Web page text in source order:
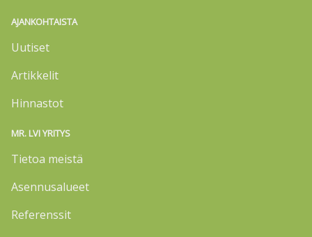
AJANKOHTAISTA
Uutiset
Artikkelit
Hinnastot
MR. LVI YRITYS
Tietoa meistä
Asennusalueet
Referenssit